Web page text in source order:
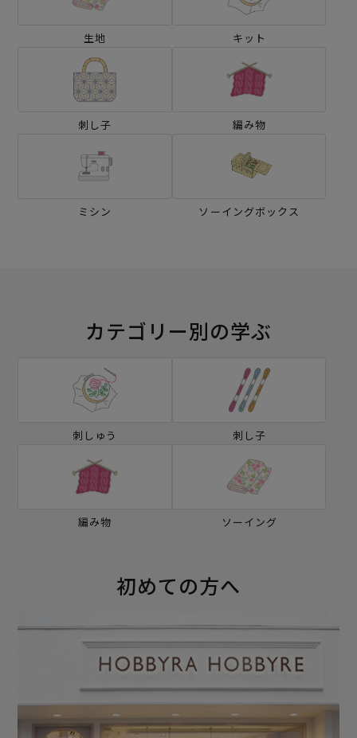
生地 キット
刺し子 編み物
ミシン ソーイングボックス
カテゴリー別の学ぶ
刺しゅう 刺し子
編み物 ソーイング
初めての方へ